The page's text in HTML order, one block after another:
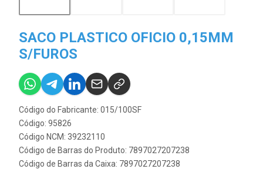
SACO PLASTICO OFICIO 0,15MM
S/FUROS
Código do Fabricante: 015/100SF
Código: 95826
Código NCM: 39232110
Código de Barras do Produto: 7897027207238
Código de Barras da Caixa: 7897027207238